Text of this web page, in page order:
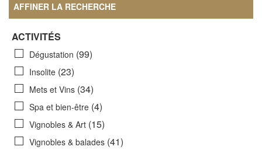
AFFINER LA RECHERCHE
ACTIVITÉS
Dégustation (99)
Insolite (23)
Mets et Vins (34)
Spa et bien-être (4)
Vignobles & Art (15)
Vignobles & balades (41)